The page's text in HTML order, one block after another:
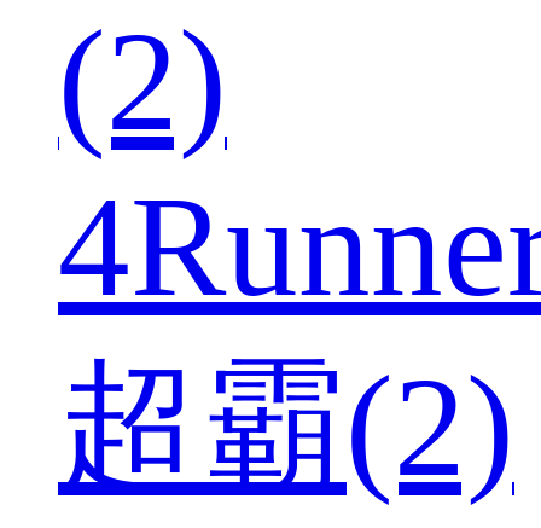
(2)
超霸(2)